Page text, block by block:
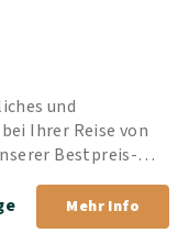
und
Ihrer Reise von
Bestpreis-
Mehr Info